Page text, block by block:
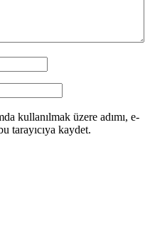
kullanılmak üzere adımı, e-
tarayıcıya kaydet.